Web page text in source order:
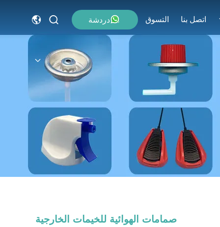
اتصل بنا التسوق دردشة
صمامات الهوائية للخيمات الخارجية